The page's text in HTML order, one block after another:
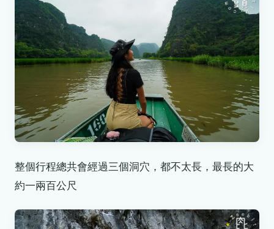
整個行程總共會經過三個洞穴，都不太長，最長的大
約一兩百公尺